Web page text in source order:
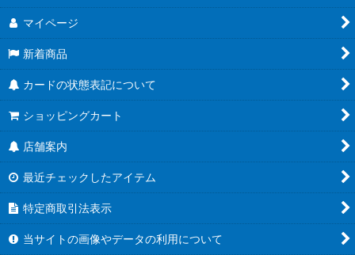
マイページ
新着商品
カードの状態表記について
ショッピングカート
店舗案内
最近チェックしたアイテム
特定商取引法表示
当サイトの画像やデータの利用について